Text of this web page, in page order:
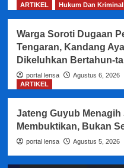
ARTIKEL
Hukum Dan Kriminal
Warga Soroti Dugaan
Tengaran, Kandang
Dikeluhkan Bertahun-
portal lensa Agustus 6, 2026
ARTIKEL
Jateng Guyub
Membuktikan, Bukan
portal lensa Agustus 5, 2026